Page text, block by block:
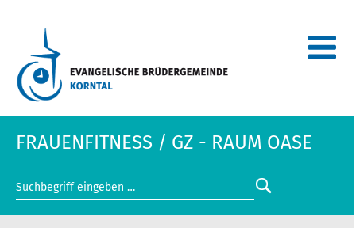
FRAUENFITNESS / GZ - RAUM OASE